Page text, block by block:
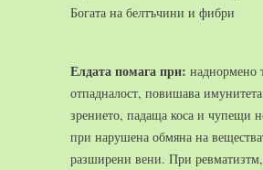
Богата на белтъчини и фибри
Елдата помага при: наднормено
отпадналост, повишава
зрението, падаща коса и чупещи
при нарушена обмяна на
разширени вени. При